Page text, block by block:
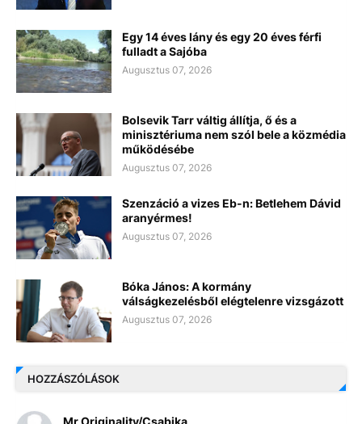
Egy 14 éves lány és egy 20 éves férfi
fulladt a Sajóba
Augusztus 07, 2026
Bolsevik Tarr váltig állítja, ő és a
minisztériuma nem szól bele a közmédia
működésébe
Augusztus 07, 2026
Szenzáció a vizes Eb-n: Betlehem Dávid
aranyérmes!
Augusztus 07, 2026
Bóka János: A kormány
válságkezelésből elégtelenre vizsgázott
Augusztus 07, 2026
HOZZÁSZÓLÁSOK
Mr Originality/Csabika